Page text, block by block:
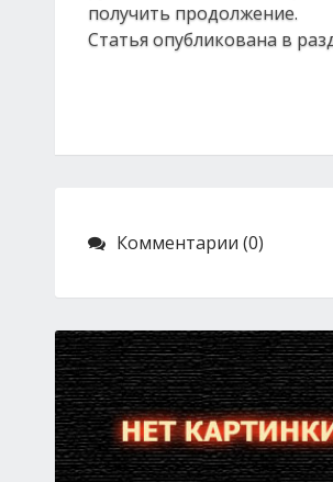
получить продолжение.
Статья опубликована в
Комментарии (0)